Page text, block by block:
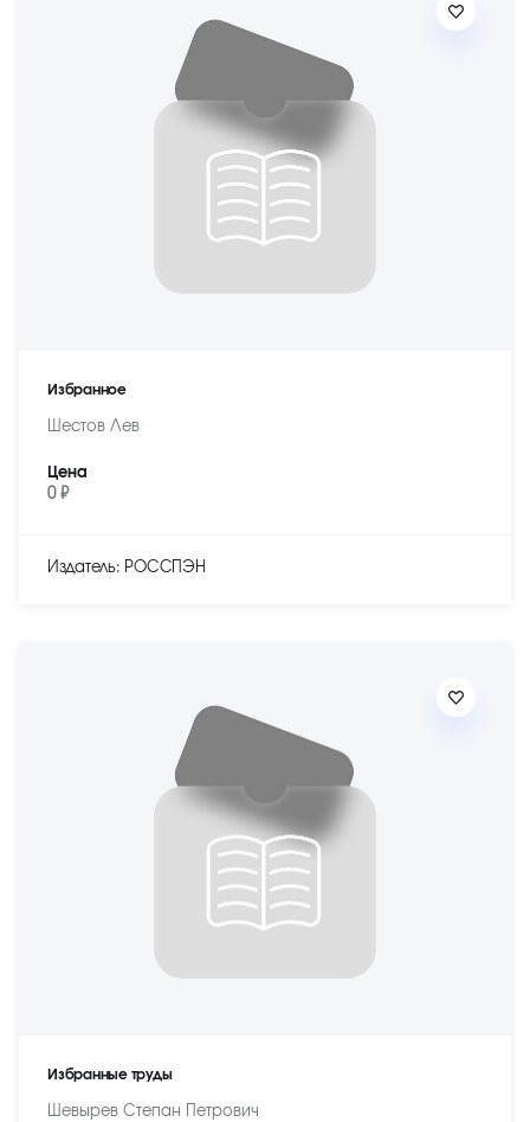
Избранное
Шестов Лев
Цена
0 ₽
Издатель: РОССПЭН
Избранные труды
Шевырев Степан Петрович